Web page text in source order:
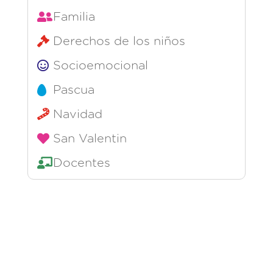
Familia
Derechos de los niños
Socioemocional
Pascua
Navidad
San Valentin
Docentes